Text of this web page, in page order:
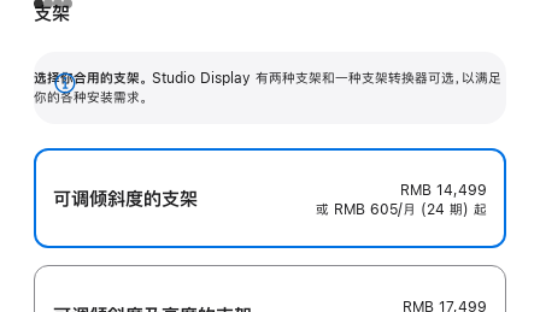
支架
选择你合用的支架。 Studio Display 有两种支架和一种支架转换器可选，以满足
你的各种安装需求。
展
可调倾斜度的支架
RMB 14,499
或 RMB 605/月 (24 期) 起
RMB 17,499